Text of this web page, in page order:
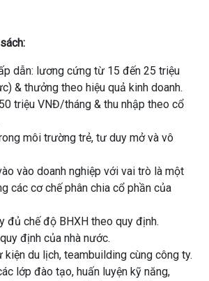
dẫn: lương cứng từ 15 đến 25 triệu
& thưởng theo hiệu quả kinh doanh.
triệu VNĐ/tháng & thu nhập theo cổ
môi trường trẻ, tư duy mở và vô
vào doanh nghiệp với vai trò là một
các cơ chế phân chia cổ phần của
đủ chế độ BHXH theo quy định.
định của nhà nước.
kiện du lịch, teambuilding cùng công ty.
lớp đào tạo, huấn luyện kỹ năng,